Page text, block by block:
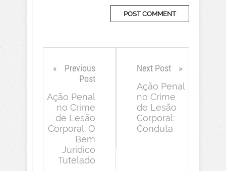
Previous
Post
Ação Penal
no Crime
de Lesão
Corporal: O
Bem
Jurídico
Tutelado
Next Post
Ação Penal
no Crime
de Lesão
Corporal:
Conduta